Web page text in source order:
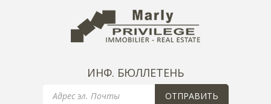
ИНФ. БЮЛЛЕТЕНЬ
Email
ОТПРАВИТЬ